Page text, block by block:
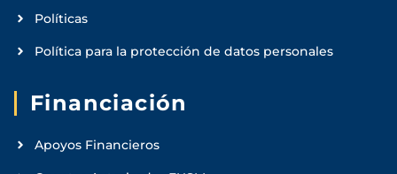
Políticas
Política para la protección de datos personales
Financiación
Apoyos Financieros